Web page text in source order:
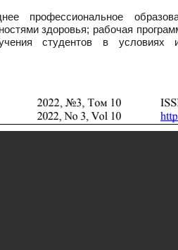
профессиональное
здоровья; рабочая
студентов в условиях